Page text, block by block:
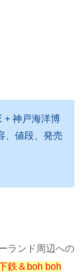
+ 神戸海洋博
、値段、発売
ランド周辺への
鉄＆boh boh